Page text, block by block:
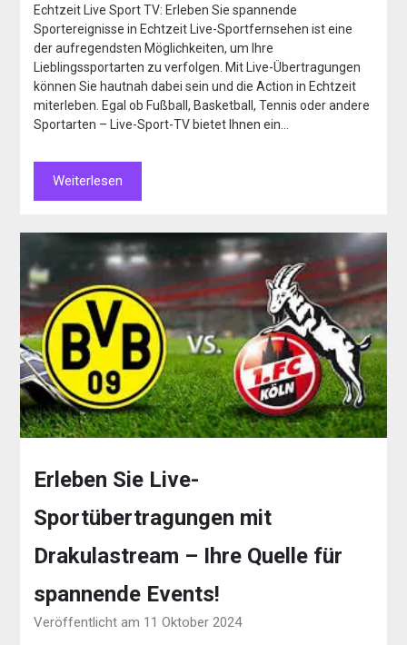
Echtzeit Live Sport TV: Erleben Sie spannende
Sportereignisse in Echtzeit Live-Sportfernsehen ist eine
der aufregendsten Möglichkeiten, um Ihre
Lieblingssportarten zu verfolgen. Mit Live-Übertragungen
können Sie hautnah dabei sein und die Action in Echtzeit
miterleben. Egal ob Fußball, Basketball, Tennis oder andere
Sportarten – Live-Sport-TV bietet Ihnen ein…
Weiterlesen
Erleben Sie Live-
Sportübertragungen mit
Drakulastream – Ihre Quelle für
spannende Events!
Veröffentlicht am 11 Oktober 2024